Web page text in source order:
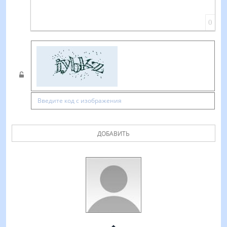
0
ДОБАВИТЬ